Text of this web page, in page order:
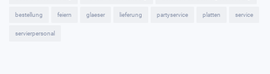
bestellung feiern glaeser lieferung partyservice platten service
servierpersonal